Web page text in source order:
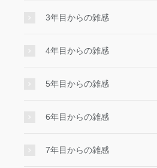
3年目からの雑感
4年目からの雑感
5年目からの雑感
6年目からの雑感
7年目からの雑感